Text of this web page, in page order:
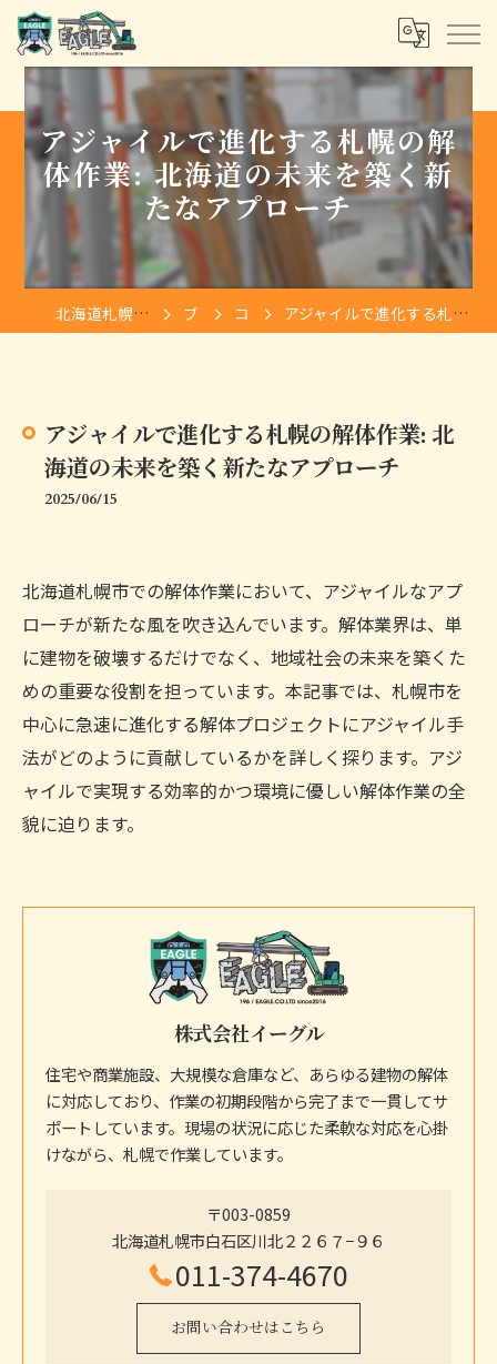
アジャイルで進化する札幌の解
体作業: 北海道の未来を築く新
たなアプローチ
北海道札幌の解体は株式会社イーグル ブログ コラム アジャイルで進化する札幌の解体作業: 北海道の未来を築く新たなアプローチ
アジャイルで進化する札幌の解体作業: 北
海道の未来を築く新たなアプローチ
2025/06/15
北海道札幌市での解体作業において、アジャイルなアプ
ローチが新たな風を吹き込んでいます。解体業界は、単
に建物を破壊するだけでなく、地域社会の未来を築くた
めの重要な役割を担っています。本記事では、札幌市を
中心に急速に進化する解体プロジェクトにアジャイル手
法がどのように貢献しているかを詳しく探ります。アジ
ャイルで実現する効率的かつ環境に優しい解体作業の全
貌に迫ります。
株式会社イーグル
住宅や商業施設、大規模な倉庫など、あらゆる建物の解体
に対応しており、作業の初期段階から完了まで一貫してサ
ポートしています。現場の状況に応じた柔軟な対応を心掛
けながら、札幌で作業しています。
〒003-0859
北海道札幌市白石区川北２２６７−９６
011-374-4670
お問い合わせはこちら